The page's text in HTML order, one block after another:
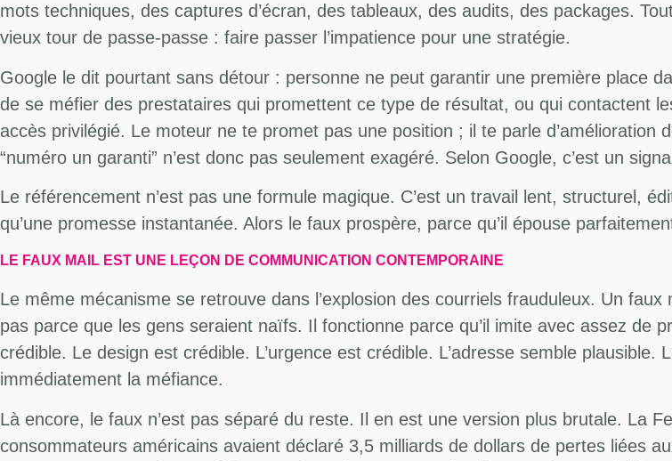
mots techniques, des captures d’écran, des tableaux, des audits, des packages.
vieux tour de passe-passe : faire passer l’impatience pour une stratégie.
Google le dit pourtant sans détour : personne ne peut garantir une première place
de se méfier des prestataires qui promettent ce type de résultat, ou qui contactent
accès privilégié. Le moteur ne te promet pas une position ; il te parle
“numéro un garanti” n’est donc pas seulement exagéré. Selon Google, c’est un
Le référencement n’est pas une formule magique. C’est un travail lent, structurel,
qu’une promesse instantanée. Alors le faux prospère, parce qu’il épouse
LE FAUX MAIL EST UNE LEÇON DE COMMUNICATION CONTEMPORAINE
Le même mécanisme se retrouve dans l’explosion des courriels frauduleux. Un
pas parce que les gens seraient naïfs. Il fonctionne parce qu’il imite avec assez de
crédible. Le design est crédible. L’urgence est crédible. L’adresse semble
immédiatement la méfiance.
Là encore, le faux n’est pas séparé du reste. Il en est une version plus brutale. La
consommateurs américains avaient déclaré 3,5 milliards de dollars de pertes liées